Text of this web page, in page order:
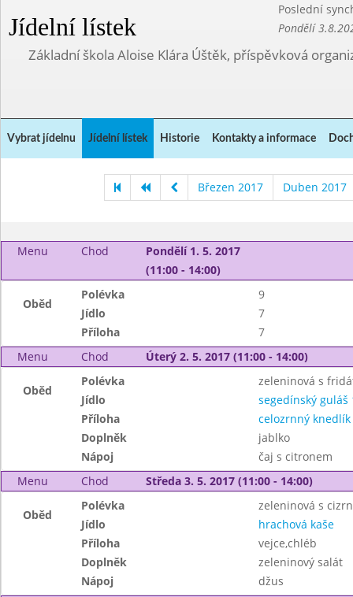
Jídelní lístek
Poslední
Pondělí
Základní škola Aloise Klára Úštěk, příspěvková
Vybrat jídelnu Jídelní lístek Historie Kontakty a informace
Březen 2017 Duben 2017
Menu Chod
Pondělí 1. 5. 2017
(11:00 - 14:00)
Oběd
Polévka
9
Jídlo
7
Příloha
7
Menu
Chod Úterý 2. 5. 2017 (11:00 - 14:00)
Oběd
Polévka
zeleninová s
Jídlo
segedínský guláš
Příloha
celozrnný knedlík
Doplněk
jablko
Nápoj
čaj s citronem
Menu
Chod Středa 3. 5. 2017 (11:00 - 14:00)
Oběd
Polévka
zeleninová s
Jídlo
hrachová kaše
Příloha
vejce,chléb
Doplněk
zeleninový salát
Nápoj
džus